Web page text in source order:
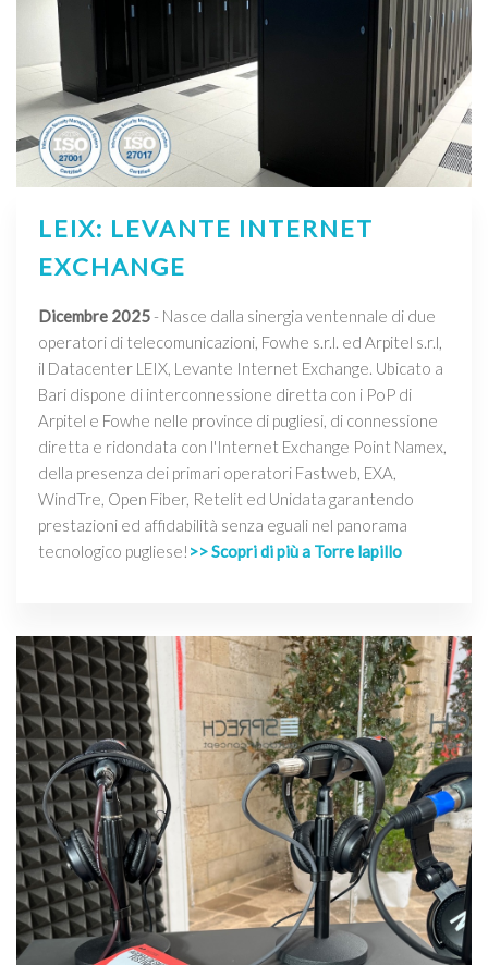
LEIX: LEVANTE INTERNET
EXCHANGE
Dicembre 2025- Nasce dalla sinergia ventennale di due
operatori di telecomunicazioni, Fowhe s.r.l. ed Arpitel s.r.l,
il Datacenter LEIX, Levante Internet Exchange. Ubicato a
Bari dispone di interconnessione diretta con i PoP di
Arpitel e Fowhe nelle province di pugliesi, di connessione
diretta e ridondata con l'Internet Exchange Point Namex,
della presenza dei primari operatori Fastweb, EXA,
WindTre, Open Fiber, Retelit ed Unidata garantendo
prestazioni ed affidabilità senza eguali nel panorama
tecnologico pugliese! >> Scopri di più a Torre lapillo